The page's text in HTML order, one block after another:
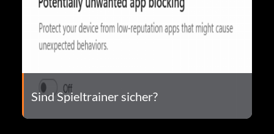
Sind Spieltrainer sicher?